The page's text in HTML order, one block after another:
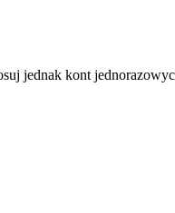
jednak kont